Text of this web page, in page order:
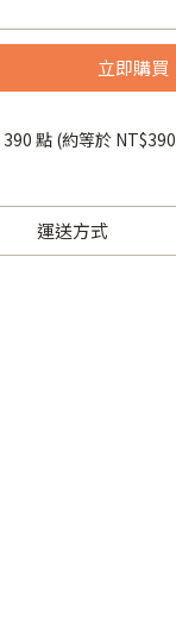
立即購買
390 點 (約等於 NT$390
運送方式